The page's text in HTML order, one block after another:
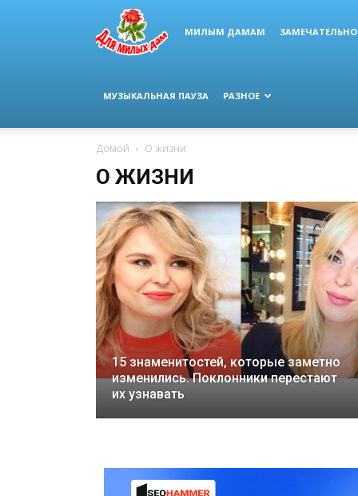
МИЛЫМ ДАМАМ
МУЗЫКАЛЬНАЯ ПАУЗА РАЗНОЕ
Домой О жизни
О ЖИЗНИ
15 знаменитостей, которые заметно
изменились. Поклонники перестают
их узнавать